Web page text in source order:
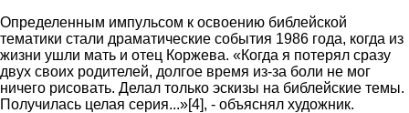
Определенным импульсом к освоению библейской
тематики стали драматические события 1986 года, когда из
жизни ушли мать и отец Коржева. «Когда я потерял сразу
двух своих родителей, долгое время из-за боли не мог
ничего рисовать. Делал только эскизы на библейские темы.
Получилась целая серия...»[4], - объяснял художник.